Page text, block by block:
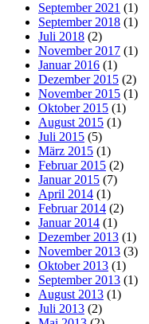
September 2021 (1)
September 2018 (1)
Juli 2018 (2)
November 2017 (1)
Januar 2016 (1)
Dezember 2015 (2)
November 2015 (1)
Oktober 2015 (1)
August 2015 (1)
Juli 2015 (5)
März 2015 (1)
Februar 2015 (2)
Januar 2015 (7)
April 2014 (1)
Februar 2014 (2)
Januar 2014 (1)
Dezember 2013 (1)
November 2013 (3)
Oktober 2013 (1)
September 2013 (1)
August 2013 (1)
Juli 2013 (2)